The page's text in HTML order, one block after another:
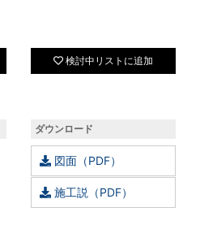
検討中リストに追加
ダウンロード
図面（PDF）
施工説（PDF）